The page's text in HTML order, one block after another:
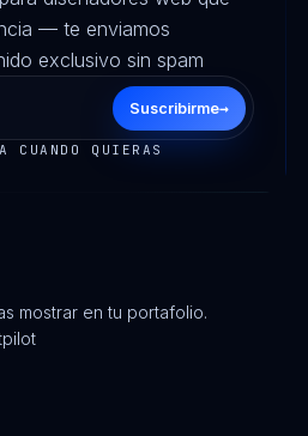
— te enviamos
exclusivo sin spam
Suscribirme→
CUANDO QUIERAS
mostrar en tu portafolio.